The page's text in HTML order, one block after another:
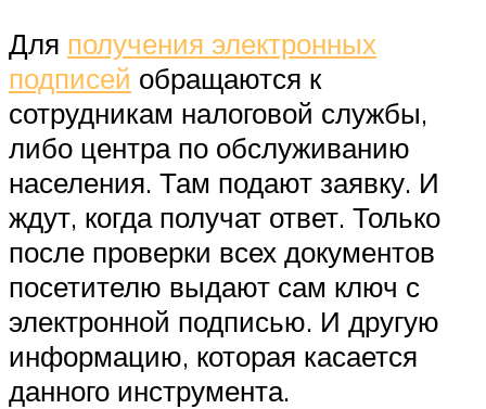
Для получения электронных
подписей обращаются к
сотрудникам налоговой службы,
либо центра по обслуживанию
населения. Там подают заявку. И
ждут, когда получат ответ. Только
после проверки всех документов
посетителю выдают сам ключ с
электронной подписью. И другую
информацию, которая касается
данного инструмента.